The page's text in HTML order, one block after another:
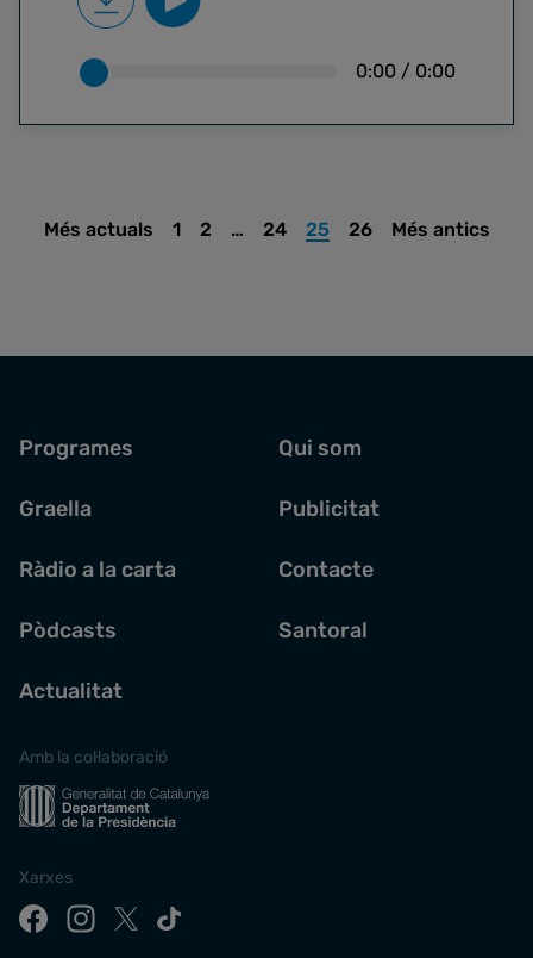
0:00 / 0:00
Més actuals 1 2 … 24 25 26 Més antics
Programes
Graella
Ràdio a la carta
Pòdcasts
Actualitat
Qui som
Publicitat
Contacte
Santoral
Amb la col·laboració
Xarxes